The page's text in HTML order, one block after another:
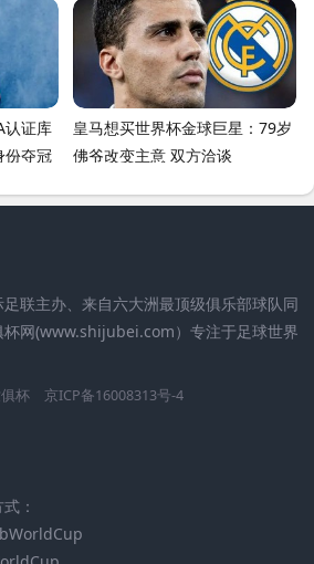
认证库
份夺冠
皇马想买世界杯金球巨星：79岁
佛爷改变主意 双方洽谈
联主办、来自六大洲最顶级俱乐部球队同
杯网(www.shijubei.com）专注于足球世界
杯 京ICP备16008313号-4
：